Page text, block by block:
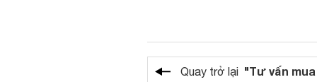
Quay trở lại "Tư vấn